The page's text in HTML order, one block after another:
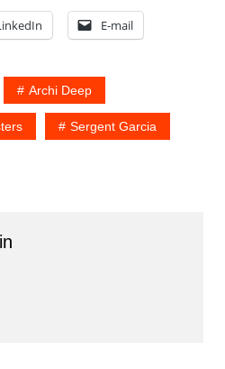
E-mail
Archi Deep
Sergent Garcia